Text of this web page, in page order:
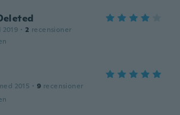
2019 · 2 recensioner
2015 · 9 recensioner